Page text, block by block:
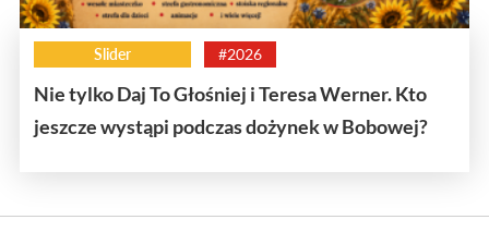
Slider #2026
Nie tylko Daj To Głośniej i Teresa Werner. Kto
jeszcze wystąpi podczas dożynek w Bobowej?